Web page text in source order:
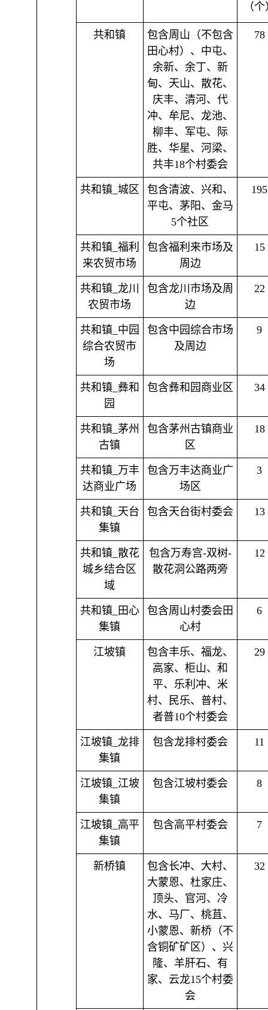
（
共和镇
包含周山（不包含
田心村）、中屯、
余新、余丁、新
甸、天山、散花、
庆丰、清河、代
冲、牟尼、龙池、
柳丰、军屯、际
胜、华星、河梁、
共丰18个村委会
78
共和镇_城区
包含清波、兴和、
平屯、茅阳、金马
5个社区
195
共和镇_福利
来农贸市场
包含福利来市场及
周边
15
共和镇_龙川
农贸市场
包含龙川市场及周
边
22
共和镇_中园
综合农贸市
场
包含中园综合市场
及周边
9
共和镇_彝和
园
包含彝和园商业区 34
共和镇_茅州
古镇
包含茅州古镇商业
区
18
共和镇_万丰
达商业广场
包含万丰达商业广
场区
3
共和镇_天台
集镇
包含天台街村委会 13
共和镇_散花
城乡结合区
域
包含万寿宫-双树-
散花洞公路两旁
12
共和镇_田心
集镇
包含周山村委会田
心村
6
江坡镇
包含丰乐、福龙、
高家、柜山、和
平、乐利冲、米
村、民乐、普村、
者普10个村委会
29
江坡镇_龙排
集镇
包含龙排村委会 11
江坡镇_江坡
集镇
包含江坡村委会 8
江坡镇_高平
集镇
包含高平村委会 7
新桥镇
包含长冲、大村、
大蒙恩、杜家庄、
顶头、官河、冷
水、马厂、桃苴、
小蒙恩、新桥（不
含铜矿矿区）、兴
隆、羊肝石、有
家、云龙15个村委
会
32